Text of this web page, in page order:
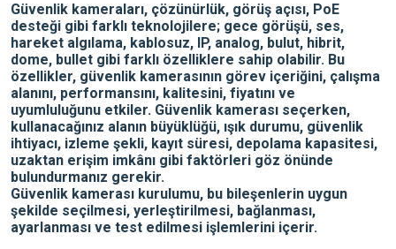
Güvenlik kameraları, çözünürlük, görüş açısı, PoE
desteği gibi farklı teknolojilere; gece görüşü, ses,
hareket algılama, kablosuz, IP, analog, bulut, hibrit,
dome, bullet gibi farklı özelliklere sahip olabilir. Bu
özellikler, güvenlik kamerasının görev içeriğini, çalışma
alanını, performansını, kalitesini, fiyatını ve
uyumluluğunu etkiler. Güvenlik kamerası seçerken,
kullanacağınız alanın büyüklüğü, ışık durumu, güvenlik
ihtiyacı, izleme şekli, kayıt süresi, depolama kapasitesi,
uzaktan erişim imkânı gibi faktörleri göz önünde
bulundurmanız gerekir.
Güvenlik kamerası kurulumu, bu bileşenlerin uygun
şekilde seçilmesi, yerleştirilmesi, bağlanması,
ayarlanması ve test edilmesi işlemlerini içerir.